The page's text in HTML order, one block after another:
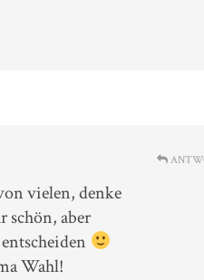
vielen, denke
schön, aber
Wahl!